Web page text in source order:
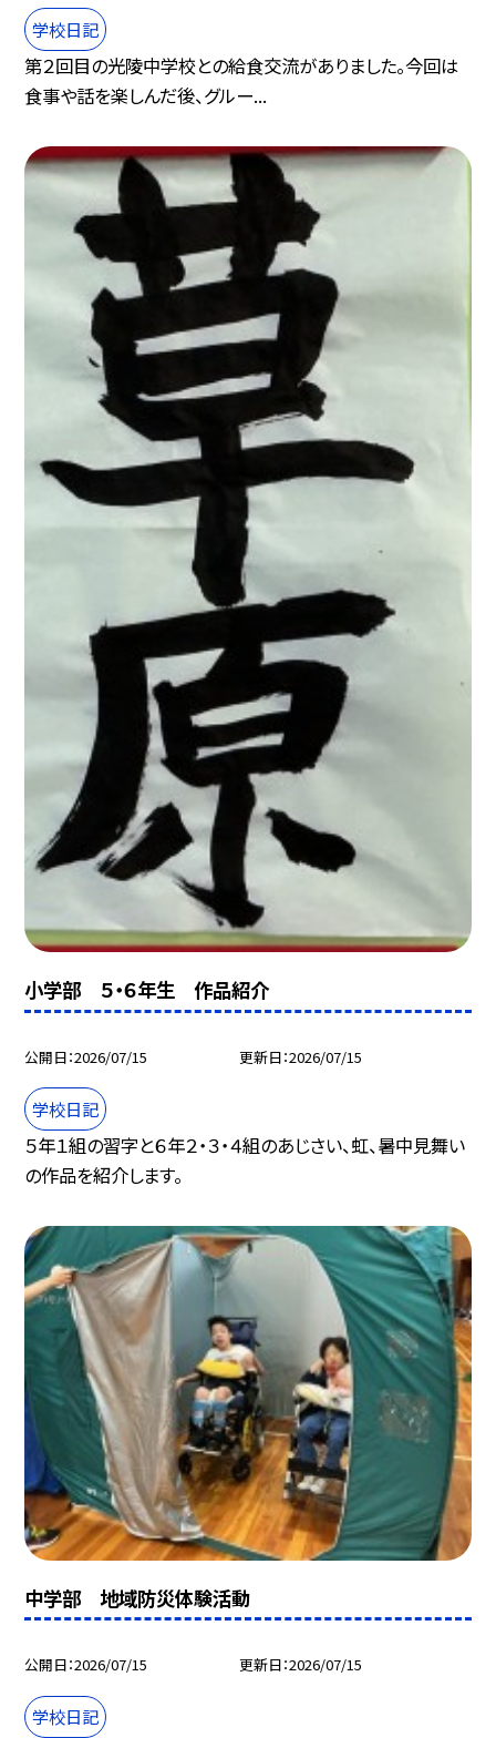
学校日記
第２回目の光陵中学校との給食交流がありました。今回は
食事や話を楽しんだ後、グルー...
小学部 ５・６年生 作品紹介
公開日 2026/07/15 更新日 2026/07/15
学校日記
５年１組の習字と６年２・３・４組のあじさい、虹、暑中見舞い
の作品を紹介します。
中学部 地域防災体験活動
公開日 2026/07/15 更新日 2026/07/15
学校日記